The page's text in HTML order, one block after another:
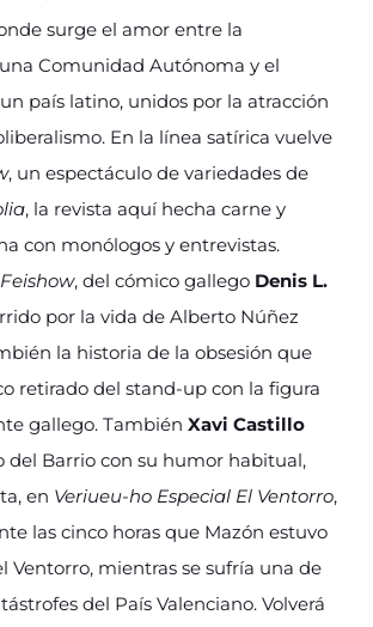
surge el amor entre la
Comunidad Autónoma y el
país latino, unidos por la atracción
En la línea satírica vuelve
, un espectáculo de variedades de
, la revista aquí hecha carne y
con monólogos y entrevistas.
Feishow, del cómico gallego Denis L.
por la vida de Alberto Núñez
la historia de la obsesión que
retirado del stand-up con la figura
gallego. También Xavi Castillo
del Barrio con su humor habitual,
en Veriueu-ho Especial El Ventorro,
las cinco horas que Mazón estuvo
Ventorro, mientras se sufría una de
del País Valenciano. Volverá